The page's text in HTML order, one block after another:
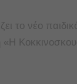
το νέο
«Η